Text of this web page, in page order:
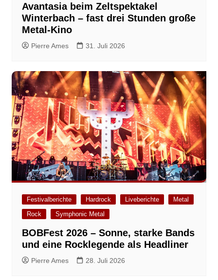
Avantasia beim Zeltspektakel
Winterbach – fast drei Stunden große
Metal-Kino
Pierre Ames 31. Juli 2026
Festivalberichte Hardrock Liveberichte
Metal
Rock
Symphonic Metal
BOBFest 2026 – Sonne, starke Bands
und eine Rocklegende als Headliner
Pierre Ames 28. Juli 2026